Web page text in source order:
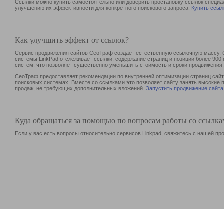
Ссылки можно купить самостоятельно или доверить простановку ссылок
улучшению их эффективности для конкретного поискового запроса. Купить
Как улучшить эффект от ссылок?
Сервис продвижения сайтов СеоТраф создает естественную ссылочную
системы LinkPad отслеживает ссылки, содержание страниц и позиции более
систем, что позволяет существенно уменьшить стоимость и сроки продвижения.
СеоТраф предоставляет рекомендации по внутренней оптимизации страниц
поисковых системах. Вместе со ссылками это позволяет сайту занять
продаж, не требующих дополнительных вложений. Запустить продвижение сайта
Куда обращаться за помощью по вопросам работы со
Если у вас есть вопросы относительно сервисов Linkpad, свяжитесь с нашей